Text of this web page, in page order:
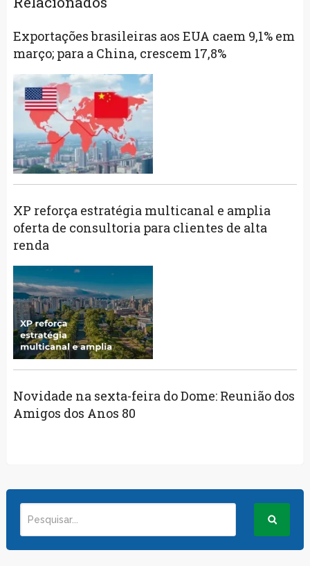
Exportações brasileiras aos EUA caem 9,1% em
março; para a China, crescem 17,8%
XP reforça estratégia multicanal e amplia
oferta de consultoria para clientes de alta
renda
Novidade na sexta-feira do Dome: Reunião dos
Amigos dos Anos 80